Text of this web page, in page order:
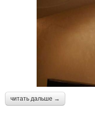
читать дальше →